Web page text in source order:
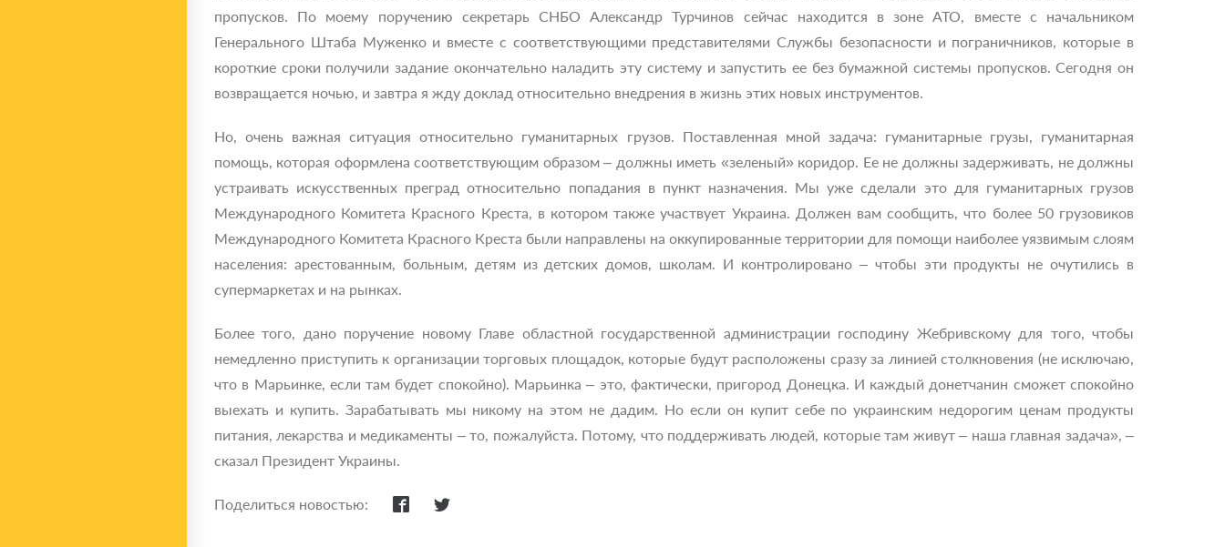
пропусков. По моему поручению секретарь СНБО Александр Турчинов сейчас находится в зоне АТО, вместе с начальником
Генерального Штаба Муженко и вместе с соответствующими представителями Службы безопасности и пограничников, которые в
короткие сроки получили задание окончательно наладить эту систему и запустить ее без бумажной системы пропусков. Сегодня он
возвращается ночью, и завтра я жду доклад относительно внедрения в жизнь этих новых инструментов.
Но, очень важная ситуация относительно гуманитарных грузов. Поставленная мной задача: гуманитарные грузы, гуманитарная
помощь, которая оформлена соответствующим образом – должны иметь «зеленый» коридор. Ее не должны задерживать, не должны
устраивать искусственных преград относительно попадания в пункт назначения. Мы уже сделали это для гуманитарных грузов
Международного Комитета Красного Креста, в котором также участвует Украина. Должен вам сообщить, что более 50 грузовиков
Международного Комитета Красного Креста были направлены на оккупированные территории для помощи наиболее уязвимым слоям
населения: арестованным, больным, детям из детских домов, школам. И контролировано – чтобы эти продукты не очутились в
супермаркетах и на рынках.
Более того, дано поручение новому Главе областной государственной администрации господину Жебривскому для того, чтобы
немедленно приступить к организации торговых площадок, которые будут расположены сразу за линией столкновения (не исключаю,
что в Марьинке, если там будет спокойно). Марьинка – это, фактически, пригород Донецка. И каждый донетчанин сможет спокойно
выехать и купить. Зарабатывать мы никому на этом не дадим. Но если он купит себе по украинским недорогим ценам продукты
питания, лекарства и медикаменты – то, пожалуйста. Потому, что поддерживать людей, которые там живут – наша главная задача», –
сказал Президент Украины.
Поделиться новостью: